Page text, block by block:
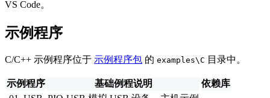
VS Code。
示例程序
C/C++ 示例程序位于 示例程序包 的 examples\C 目录中。
示例程序 基础例程说明
依赖库